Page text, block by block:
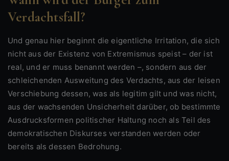
Verdachtsfall?
Und genau hier beginnt die eigentliche Irritation, die sich
nicht aus der Existenz von Extremismus speist – der ist
real, und er muss benannt werden –, sondern aus der
schleichenden Ausweitung des Verdachts, aus der leisen
Verschiebung dessen, was als legitim gilt und was nicht,
aus der wachsenden Unsicherheit darüber, ob bestimmte
Ausdrucksformen politischer Haltung noch als Teil des
demokratischen Diskurses verstanden werden oder
bereits als dessen Bedrohung.